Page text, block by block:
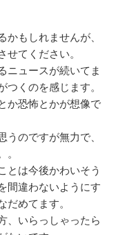
かもしれませんが、
せてください。
ニュースが続いてま
つくのを感じます。
か恐怖とかが想像で
うのですが無力で、
。
とは今後かわいそう
間違わないようにす
だめてます。
、いらっしゃったら